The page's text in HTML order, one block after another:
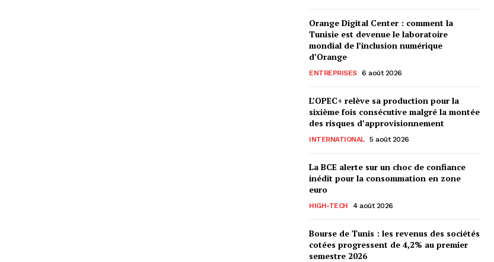
Orange Digital Center : comment la
Tunisie est devenue le laboratoire
mondial de l’inclusion numérique
d’Orange
ENTREPRISES 6 août 2026
L’OPEC+ relève sa production pour la
sixième fois consécutive malgré la montée
des risques d’approvisionnement
INTERNATIONAL 5 août 2026
La BCE alerte sur un choc de confiance
inédit pour la consommation en zone
euro
HIGH-TECH 4 août 2026
Bourse de Tunis : les revenus des sociétés
cotées progressent de 4,2% au premier
semestre 2026